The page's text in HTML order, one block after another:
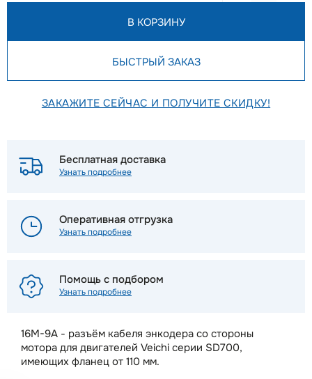
16M-9A - разъём кабеля энкодера со стороны
мотора для двигателей Veichi серии SD700,
имеющих фланец от 110 мм.
В КОРЗИНУ
БЫСТРЫЙ ЗАКАЗ
ЗАКАЖИТЕ СЕЙЧАС И ПОЛУЧИТЕ СКИДКУ!
Бесплатная доставка
Узнать подробнее
Оперативная отгрузка
Узнать подробнее
Помощь с подбором
Узнать подробнее